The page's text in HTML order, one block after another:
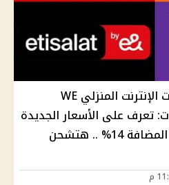
تفاصيل زيادة أسعار باقات الإنترنت المنزلي WE
تعرف على الأسعار الجديدة
بعد إضافة ضريبة القيمة المضافة 14% .. هتشحن